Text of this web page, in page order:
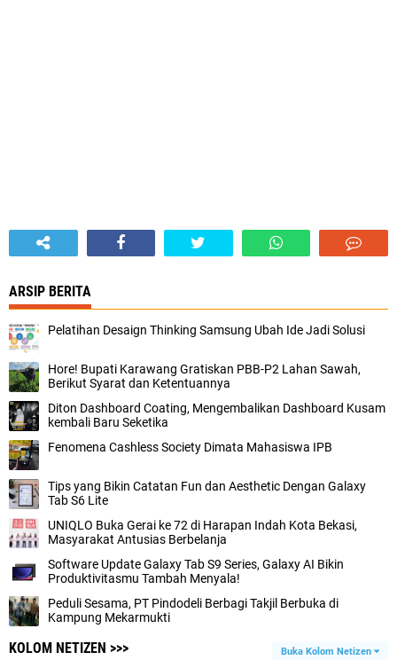
ARSIP BERITA
Pelatihan Desaign Thinking Samsung Ubah Ide Jadi Solusi
Hore! Bupati Karawang Gratiskan PBB-P2 Lahan Sawah,
Berikut Syarat dan Ketentuannya
Diton Dashboard Coating, Mengembalikan Dashboard Kusam
kembali Baru Seketika
Fenomena Cashless Society Dimata Mahasiswa IPB
Tips yang Bikin Catatan Fun dan Aesthetic Dengan Galaxy
Tab S6 Lite
UNIQLO Buka Gerai ke 72 di Harapan Indah Kota Bekasi,
Masyarakat Antusias Berbelanja
Software Update Galaxy Tab S9 Series, Galaxy AI Bikin
Produktivitasmu Tambah Menyala!
Peduli Sesama, PT Pindodeli Berbagi Takjil Berbuka di
Kampung Mekarmukti
KOLOM NETIZEN >>> Buka Kolom Netizen